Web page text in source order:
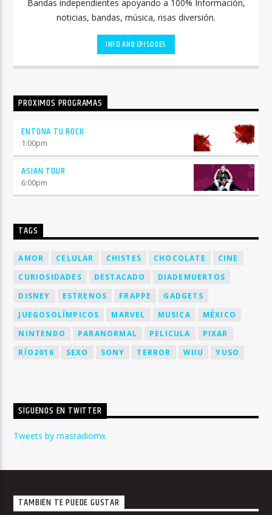
Bandas independientes apoyando a 100% Información,
noticias, bandas, música, risas diversión.
INFO AND EPISODES
PRÓXIMOS PROGRAMAS
ENTONA TU ROCK
1:00pm
ASIAN TOUR
6:00pm
TAGS
AMOR CELULAR CHISTES CHOCOLATE
CINE
CURIOSIDADES
DESTACADO
DIADEMUERTOS
DISNEY
ESTRENOS FRAPPE
GADGETS
JUEGOSOLÍMPICOS
MARVEL MUSICA
MÉXICO
NINTENDO
PARANORMAL PELICULA
PIXAR
RÍO2016
SEXO SONY TERROR WIIU YUSO
SÍGUENOS EN TWITTER
Tweets by masradiomx
TAMBIÉN TE PUEDE GUSTAR